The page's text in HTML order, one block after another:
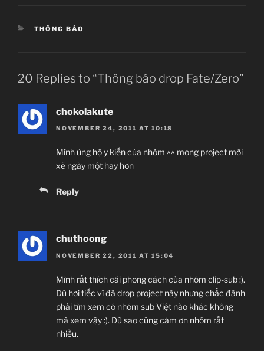
CATEGORIES
THÔNG BÁO
20 Replies to “Thông báo drop Fate/Zero”
chokolakute
NOVEMBER 24, 2011 AT 10:18
Mình ủng hộ y kiến của nhóm ^^ mong project mới
xẽ ngày một hay hơn
Reply
chuthoong
NOVEMBER 22, 2011 AT 15:04
Mình rất thích cái phong cách của nhóm clip-sub :).
Dù hơi tiếc vì đã drop project này nhưng chắc đành
phải tìm xem có nhóm sub Việt nào khác không
mà xem vậy :). Dù sao cũng cảm ơn nhóm rất
nhiều.